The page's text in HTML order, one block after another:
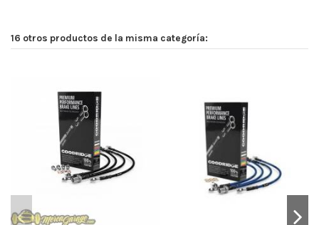
16 otros productos de la misma categoría: